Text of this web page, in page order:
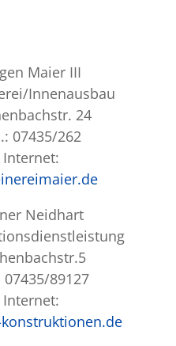
Maier III
Innenausbau
24
07435/262
Internet:
Neidhart
07435/89127
Internet: